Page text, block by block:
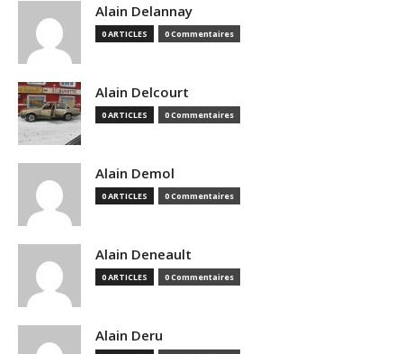
Alain Delannay
0 ARTICLES 0 Commentaires
Alain Delcourt
0 ARTICLES 0 Commentaires
Alain Demol
0 ARTICLES 0 Commentaires
Alain Deneault
0 ARTICLES 0 Commentaires
Alain Deru